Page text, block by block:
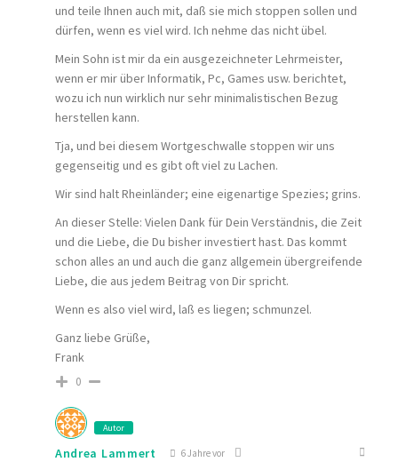
und teile Ihnen auch mit, daß sie mich stoppen sollen und
dürfen, wenn es viel wird. Ich nehme das nicht übel.
Mein Sohn ist mir da ein ausgezeichneter Lehrmeister,
wenn er mir über Informatik, Pc, Games usw. berichtet,
wozu ich nun wirklich nur sehr minimalistischen Bezug
herstellen kann.
Tja, und bei diesem Wortgeschwalle stoppen wir uns
gegenseitig und es gibt oft viel zu Lachen.
Wir sind halt Rheinländer; eine eigenartige Spezies; grins.
An dieser Stelle: Vielen Dank für Dein Verständnis, die Zeit
und die Liebe, die Du bisher investiert hast. Das kommt
schon alles an und auch die ganz allgemein übergreifende
Liebe, die aus jedem Beitrag von Dir spricht.
Wenn es also viel wird, laß es liegen; schmunzel.
Ganz liebe Grüße,
Frank
0
Autor
Andrea Lammert 6 Jahre vor